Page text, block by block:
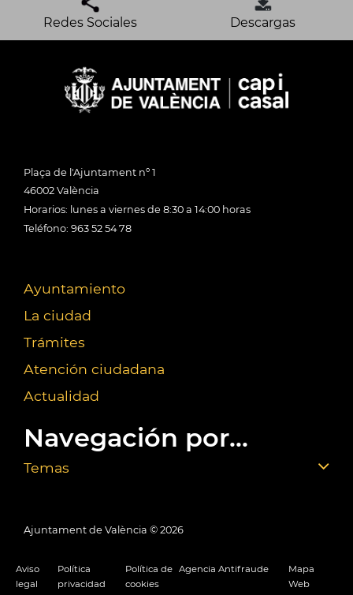
Redes Sociales Descargas
Plaça de l'Ajuntament nº 1
46002 València
Horarios: lunes a viernes de 8:30 a 14:00 horas
Teléfono: 963 52 54 78
Ayuntamiento
La ciudad
Trámites
Atención ciudadana
Actualidad
Navegación por...
Temas
Ajuntament de València © 2026
Aviso
legal
Política
privacidad
Política de
cookies
Agencia Antifraude
Mapa
Web